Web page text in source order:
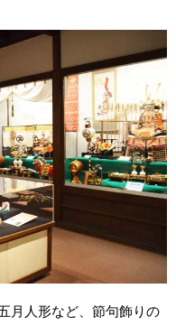
月人形など、節句飾りの